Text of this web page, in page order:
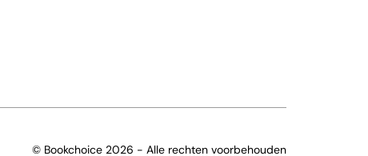
© Bookchoice 2026 - Alle rechten voorbehouden